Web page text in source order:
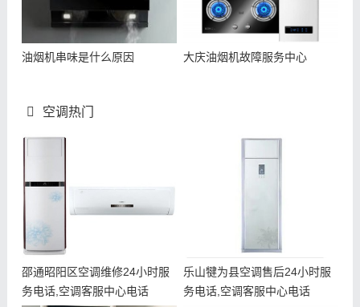
油烟机串味是什么原因 大庆油烟机故障服务中心
空调热门
邵通昭阳区空调维修24小时服
务电话,空调客服中心电话
乐山犍为县空调售后24小时服
务电话,空调客服中心电话